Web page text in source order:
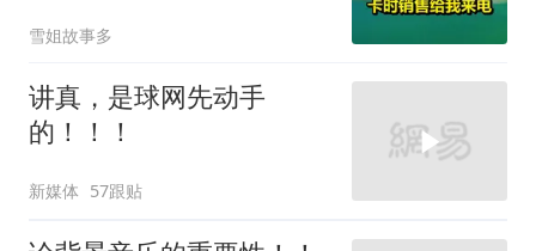
雪姐故事多
讲真，是球网先动手
的！！！
新媒体 57跟贴